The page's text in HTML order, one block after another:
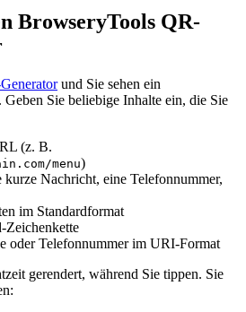
BrowseryTools QR-
und Sie sehen ein
Sie beliebige Inhalte ein, die Sie
(z. B.
menu)
Nachricht, eine Telefonnummer,
im Standardformat
Zeichenkette
oder Telefonnummer im URI-Format
gerendert, während Sie tippen. Sie